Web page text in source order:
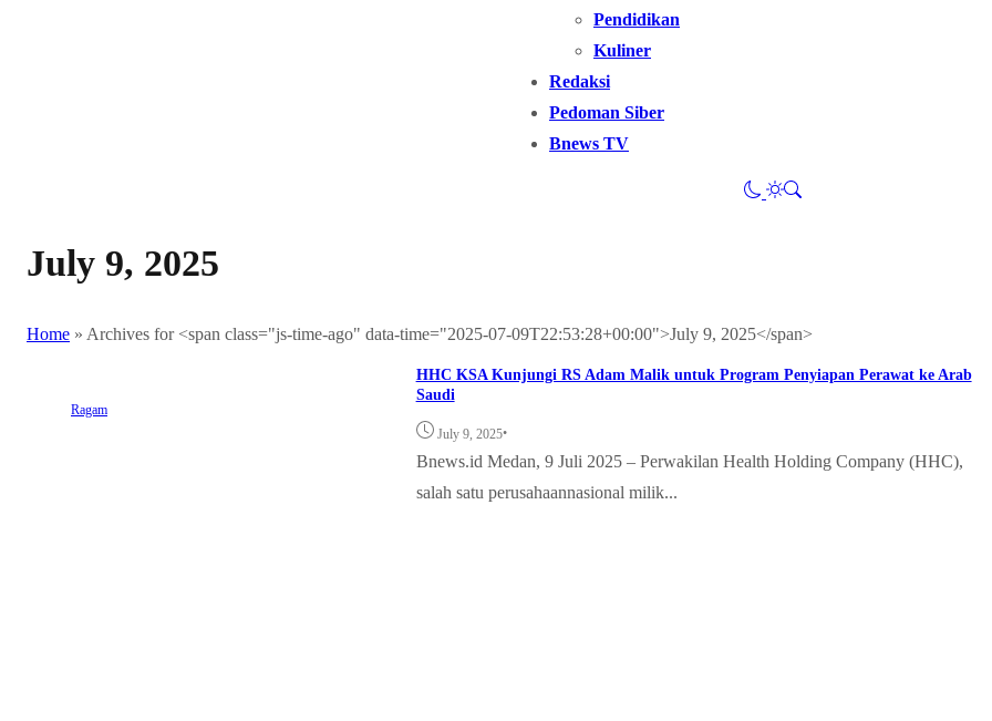
Pendidikan
Kuliner
Redaksi
Pedoman Siber
Bnews TV
July 9, 2025
Home » Archives for <span class="js-time-ago" data-time="2025-07-09T22:53:28+00:00">July 9, 2025</span>
Ragam
HHC KSA Kunjungi RS Adam Malik untuk Program Penyiapan Perawat ke Arab
Saudi
July 9, 2025•
Bnews.id Medan, 9 Juli 2025 – Perwakilan Health Holding Company (HHC),
salah satu perusahaannasional milik...